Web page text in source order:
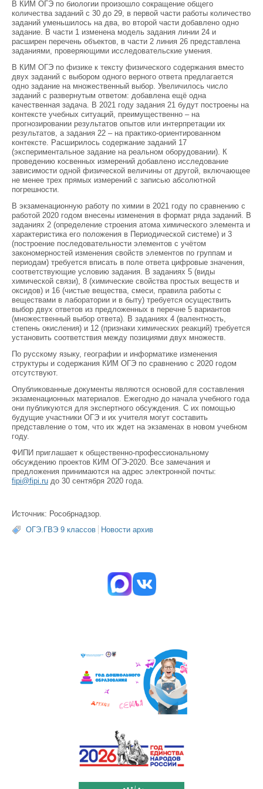
В КИМ ОГЭ по биологии произошло сокращение общего
количества заданий с 30 до 29, в первой части работы количество
заданий уменьшилось на два, во второй части добавлено одно
задание. В части 1 изменена модель задания линии 24 и
расширен перечень объектов, в части 2 линия 26 представлена
заданиями, проверяющими исследовательские умения.
В КИМ ОГЭ по физике к тексту физического содержания вместо
двух заданий с выбором одного верного ответа предлагается
одно задание на множественный выбор. Увеличилось число
заданий с развернутым ответом: добавлена ещё одна
качественная задача. В 2021 году задания 21 будут построены на
контексте учебных ситуаций, преимущественно – на
прогнозировании результатов опытов или интерпретации их
результатов, а задания 22 – на практико-ориентированном
контексте. Расширилось содержание заданий 17
(экспериментальное задание на реальном оборудовании). К
проведению косвенных измерений добавлено исследование
зависимости одной физической величины от другой, включающее
не менее трех прямых измерений с записью абсолютной
погрешности.
В экзаменационную работу по химии в 2021 году по сравнению с
работой 2020 годом внесены изменения в формат ряда заданий. В
заданиях 2 (определение строения атома химического элемента и
характеристика его положения в Периодической системе) и 3
(построение последовательности элементов с учётом
закономерностей изменения свойств элементов по группам и
периодам) требуется вписать в поле ответа цифровые значения,
соответствующие условию задания. В заданиях 5 (виды
химической связи), 8 (химические свойства простых веществ и
оксидов) и 16 (чистые вещества, смеси, правила работы с
веществами в лаборатории и в быту) требуется осуществить
выбор двух ответов из предложенных в перечне 5 вариантов
(множественный выбор ответа). В заданиях 4 (валентность,
степень окисления) и 12 (признаки химических реакций) требуется
установить соответствия между позициями двух множеств.
По русскому языку, географии и информатике изменения
структуры и содержания КИМ ОГЭ по сравнению с 2020 годом
отсутствуют.
Опубликованные документы являются основой для составления
экзаменационных материалов. Ежегодно до начала учебного года
они публикуются для экспертного обсуждения. С их помощью
будущие участники ОГЭ и их учителя могут составить
представление о том, что их ждет на экзаменах в новом учебном
году.
ФИПИ приглашает к общественно-профессиональному
обсуждению проектов КИМ ОГЭ-2020. Все замечания и
предложения принимаются на адрес электронной почты:
fipi@fipi.ru до 30 сентября 2020 года.
Источник: Рособрнадзор.
ОГЭ.ГВЭ 9 классов
Новости архив